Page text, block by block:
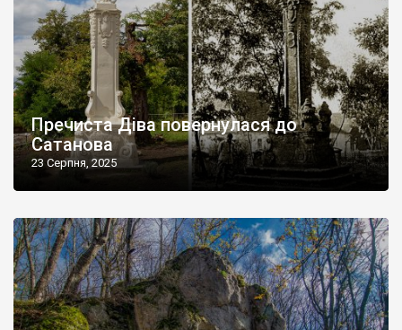
Пречиста Діва повернулася до
Сатанова
23 Серпня, 2025